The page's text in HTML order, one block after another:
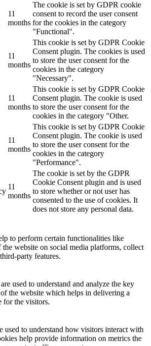
11
months
The cookie is set by GDPR cookie
consent to record the user consent
for the cookies in the category
"Functional".
11
months
This cookie is set by GDPR Cookie
Consent plugin. The cookies is used
to store the user consent for the
cookies in the category
"Necessary".
11
months
This cookie is set by GDPR Cookie
Consent plugin. The cookie is used
to store the user consent for the
cookies in the category "Other.
11
months
This cookie is set by GDPR Cookie
Consent plugin. The cookie is used
to store the user consent for the
cookies in the category
"Performance".
11
months
The cookie is set by the GDPR
Cookie Consent plugin and is used
to store whether or not user has
consented to the use of cookies. It
does not store any personal data.
to perform certain functionalities like
the website on social media platforms, collect
party features.
used to understand and analyze the key
the website which helps in delivering a
for the visitors.
used to understand how visitors interact with
help provide information on metrics the